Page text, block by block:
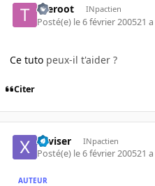
theroot INpactien
Posté(e) le 6 février 200521 a
Ce tuto peux-il t'aider ?
Citer
xaviser INpactien
Posté(e) le 6 février 200521 a
AUTEUR